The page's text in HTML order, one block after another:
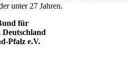
unter 27 Jahren.
für
Pfalz e.V.